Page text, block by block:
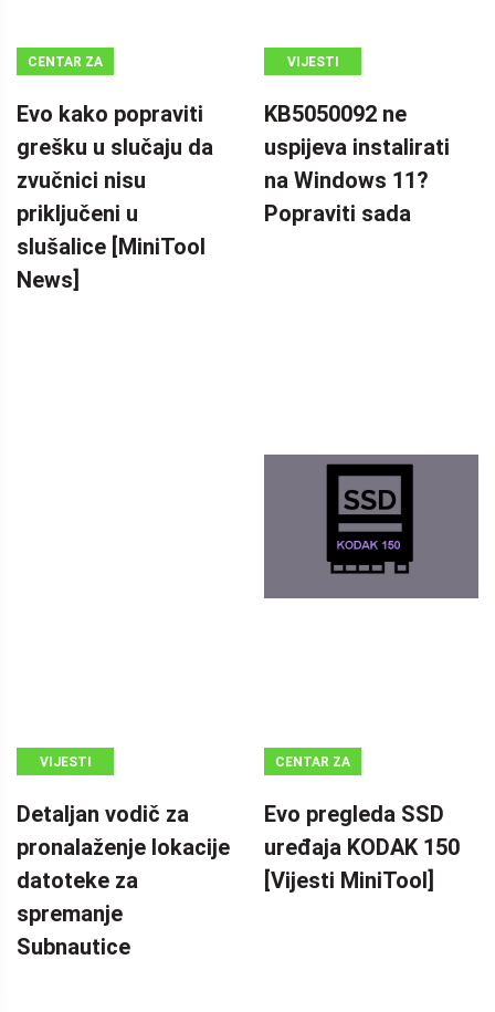
CENTAR ZA
MINITOOL
Evo kako popraviti
grešku u slučaju da
zvučnici nisu
priključeni u
slušalice [MiniTool
News]
VIJESTI
KB5050092 ne
uspijeva instalirati
na Windows 11?
Popraviti sada
VIJESTI
Detaljan vodič za
pronalaženje lokacije
datoteke za
spremanje
Subnautice
CENTAR ZA
MINITOOL
Evo pregleda SSD
uređaja KODAK 150
[Vijesti MiniTool]